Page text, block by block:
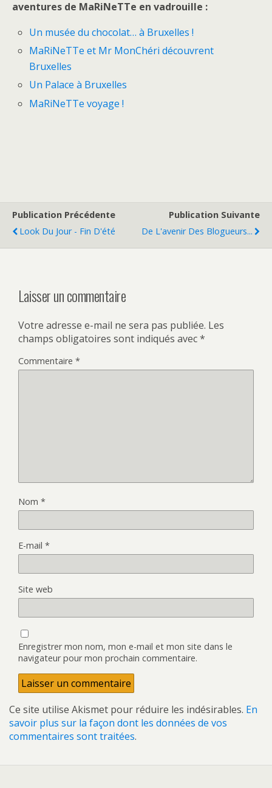
aventures de MaRiNeTTe en vadrouille :
Un musée du chocolat… à Bruxelles !
MaRiNeTTe et Mr MonChéri découvrent
Bruxelles
Un Palace à Bruxelles
MaRiNeTTe voyage !
Publication Précédente
Look Du Jour - Fin D'été
Publication Suivante
De L'avenir Des Blogueurs...
Laisser un commentaire
Votre adresse e-mail ne sera pas publiée. Les
champs obligatoires sont indiqués avec*
Commentaire *
Nom *
E-mail *
Site web
Enregistrer mon nom, mon e-mail et mon site dans le
navigateur pour mon prochain commentaire.
Ce site utilise Akismet pour réduire les indésirables. En
savoir plus sur la façon dont les données de vos
commentaires sont traitées.